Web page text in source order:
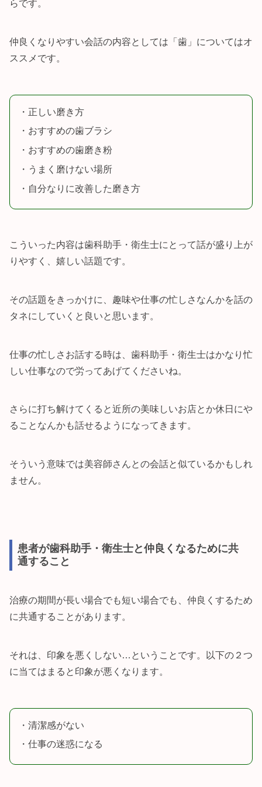
らです。
仲良くなりやすい会話の内容としては「歯」についてはオ
ススメです。
・正しい磨き方
・おすすめの歯ブラシ
・おすすめの歯磨き粉
・うまく磨けない場所
・自分なりに改善した磨き方
こういった内容は歯科助手・衛生士にとって話が盛り上が
りやすく、嬉しい話題です。
その話題をきっかけに、趣味や仕事の忙しさなんかを話の
タネにしていくと良いと思います。
仕事の忙しさお話する時は、歯科助手・衛生士はかなり忙
しい仕事なので労ってあげてくださいね。
さらに打ち解けてくると近所の美味しいお店とか休日にや
ることなんかも話せるようになってきます。
そういう意味では美容師さんとの会話と似ているかもしれ
ません。
患者が歯科助手・衛生士と仲良くなるために共
通すること
治療の期間が長い場合でも短い場合でも、仲良くするため
に共通することがあります。
それは、印象を悪くしない…ということです。以下の２つ
に当てはまると印象が悪くなります。
・清潔感がない
・仕事の迷惑になる